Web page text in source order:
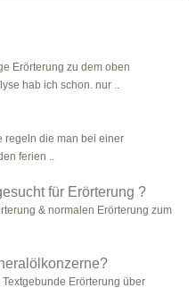
Erörterung zu dem oben
hab ich schon. nur ..
regeln die man bei einer
ferien ..
für Erörterung ?
& normalen Erörterung zum
Erörterung über